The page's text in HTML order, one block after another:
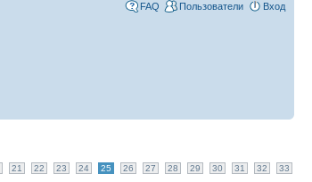
FAQ Пользователи Вход
21 22 23 24 25 26 27 28 29 30 31 32 33